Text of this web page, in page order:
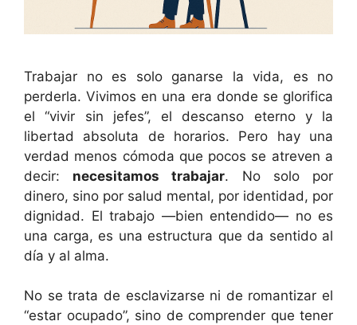
Trabajar no es solo ganarse la vida, es no
perderla. Vivimos en una era donde se glorifica
el “vivir sin jefes”, el descanso eterno y la
libertad absoluta de horarios. Pero hay una
verdad menos cómoda que pocos se atreven a
decir: necesitamos trabajar. No solo por
dinero, sino por salud mental, por identidad, por
dignidad. El trabajo —bien entendido— no es
una carga, es una estructura que da sentido al
día y al alma.
No se trata de esclavizarse ni de romantizar el
“estar ocupado”, sino de comprender que tener